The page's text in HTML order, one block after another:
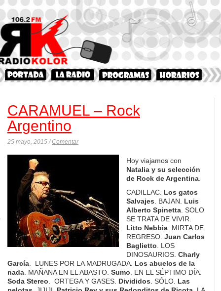
CARAMUEL – Rock
Argentino
25 mayo, 2015 /Comentar
Hoy viajamos con
Natalia y su selección
de Rock de Argentina
CADILLAC. Los gatos
Salvajes . BAJAN. Luis
Alberto Spinetta . SOLO
SE TRATA DE VIVIR.
Litto Nebbia . MIRTA DE
REGRESO. Juan Carlos
Baglietto . LOS
DINOSAURIOS. Charly
García . LUNES POR LA MADRUGADA. Los abuelos de la
nada . MAÑANA EN EL ABASTO. Sumo . EN EL SÉPTIMO DÍA.
Soda Stereo . ORTEGA Y GASES. Divididos . SÓLO. Las